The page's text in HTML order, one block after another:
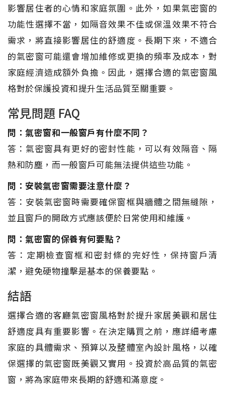
影響居住者的心情和家庭氛圍。此外，如果氣密窗的
功能性選擇不當，如隔音效果不佳或保溫效果不符合
需求，將直接影響居住的舒適度。長期下來，不適合
的氣密窗可能還會增加維修或更換的頻率及成本，對
家庭經濟造成額外負擔。因此，選擇合適的氣密窗風
格對於保護投資和提升生活品質至關重要。
常見問題 FAQ
問：氣密窗和一般窗戶有什麼不同？
答：氣密窗具有更好的密封性能，可以有效隔音、隔
熱和防塵，而一般窗戶可能無法提供這些功能。
問：安裝氣密窗需要注意什麼？
答：安裝氣密窗時需要確保窗框與牆體之間無縫隙，
並且窗戶的開啟方式應該便於日常使用和維護。
問：氣密窗的保養有何要點？
答：定期檢查窗框和密封條的完好性，保持窗戶清
潔，避免硬物撞擊是基本的保養要點。
結語
選擇合適的客廳氣密窗風格對於提升家居美觀和居住
舒適度具有重要影響。在決定購買之前，應詳細考慮
家庭的具體需求、預算以及整體室內設計風格，以確
保選擇的氣密窗既美觀又實用。投資於高品質的氣密
窗，將為家庭帶來長期的舒適和滿意度。